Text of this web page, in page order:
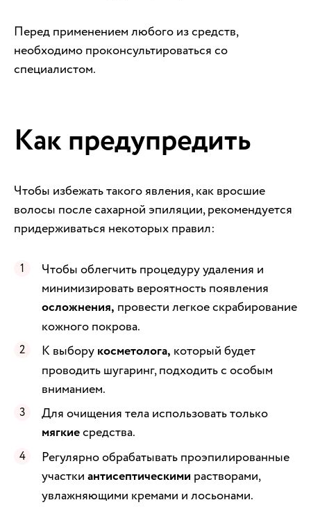
Перед применением любого из средств,
необходимо проконсультироваться со
специалистом.
Как предупредить
Чтобы избежать такого явления, как вросшие
волосы после сахарной эпиляции, рекомендуется
придерживаться некоторых правил:
Чтобы облегчить процедуру удаления и
минимизировать вероятность появления
осложнения, провести легкое скрабирование
кожного покрова.
К выбору косметолога, который будет
проводить шугаринг, подходить с особым
вниманием.
Для очищения тела использовать только
мягкиесредства.
Регулярно обрабатывать проэпилированные
участки антисептическими растворами,
увлажняющими кремами и лосьонами.